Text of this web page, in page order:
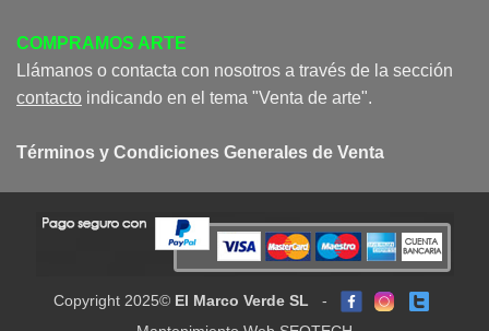
COMPRAMOS ARTE
Llámanos o contacta con nosotros a través de la sección
contacto indicando en el tema "Venta de arte".
Términos y Condiciones Generales de Venta
Copyright 2025© El Marco Verde SL -